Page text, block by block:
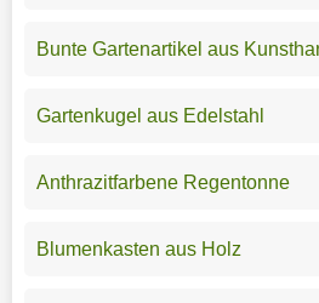
Bunte Gartenartikel aus
Gartenkugel aus Edelstahl
Anthrazitfarbene Regentonne
Blumenkasten aus Holz